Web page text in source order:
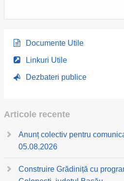
Documente Utile
Linkuri Utile
Dezbateri publice
Articole recente
Anunț colectiv pentru
05.08.2026
Construire Grădiniță cu